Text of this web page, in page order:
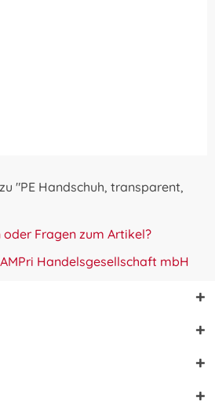
"PE Handschuh, transparent,
oder Fragen zum Artikel?
Handelsgesellschaft mbH